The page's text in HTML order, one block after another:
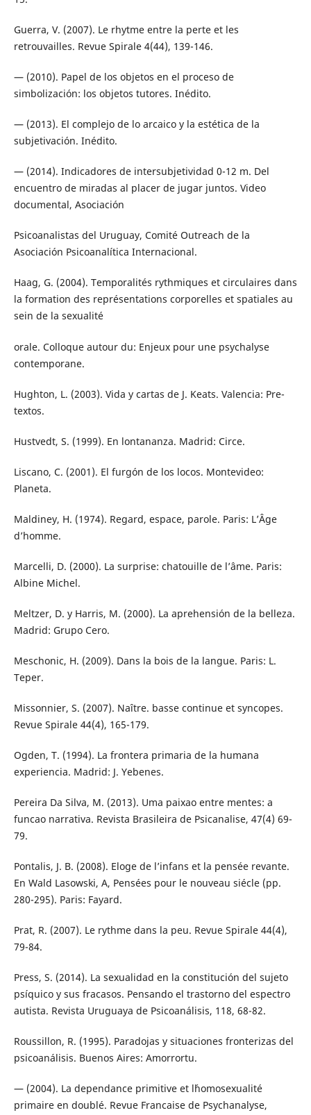
Guerra, V. (2007). Le rhytme entre la perte et les
retrouvailles. Revue Spirale 4(44), 139-146.
— (2010). Papel de los objetos en el proceso de
simbolización: los objetos tutores. Inédito.
— (2013). El complejo de lo arcaico y la estética de la
subjetivación. Inédito.
— (2014). Indicadores de intersubjetividad 0-12 m. Del
encuentro de miradas al placer de jugar juntos. Video
documental, Asociación
Psicoanalistas del Uruguay, Comité Outreach de la
Asociación Psicoanalítica Internacional.
Haag, G. (2004). Temporalités rythmiques et circulaires dans
la formation des représentations corporelles et spatiales au
sein de la sexualité
orale. Colloque autour du: Enjeux pour une psychalyse
contemporane.
Hughton, L. (2003). Vida y cartas de J. Keats. Valencia: Pre-
textos.
Hustvedt, S. (1999). En lontananza. Madrid: Circe.
Liscano, C. (2001). El furgón de los locos. Montevideo:
Planeta.
Maldiney, H. (1974). Regard, espace, parole. Paris: L’Âge
d’homme.
Marcelli, D. (2000). La surprise: chatouille de l’âme. Paris:
Albine Michel.
Meltzer, D. y Harris, M. (2000). La aprehensión de la belleza.
Madrid: Grupo Cero.
Meschonic, H. (2009). Dans la bois de la langue. Paris: L.
Teper.
Missonnier, S. (2007). Naître. basse continue et syncopes.
Revue Spirale 44(4), 165-179.
Ogden, T. (1994). La frontera primaria de la humana
experiencia. Madrid: J. Yebenes.
Pereira Da Silva, M. (2013). Uma paixao entre mentes: a
funcao narrativa. Revista Brasileira de Psicanalise, 47(4) 69-
79.
Pontalis, J. B. (2008). Eloge de l’infans et la pensée revante.
En Wald Lasowski, A, Pensées pour le nouveau siécle (pp.
280-295). Paris: Fayard.
Prat, R. (2007). Le rythme dans la peu. Revue Spirale 44(4),
79-84.
Press, S. (2014). La sexualidad en la constitución del sujeto
psíquico y sus fracasos. Pensando el trastorno del espectro
autista. Revista Uruguaya de Psicoanálisis, 118, 68-82.
Roussillon, R. (1995). Paradojas y situaciones fronterizas del
psicoanálisis. Buenos Aires: Amorrortu.
— (2004). La dependance primitive et l´homosexualité
primaire en doublé. Revue Francaise de Psychanalyse,